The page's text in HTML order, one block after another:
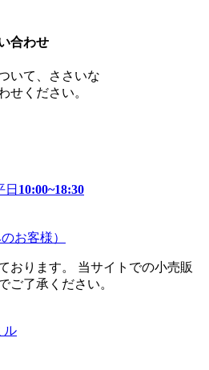
合わせ
いて、ささいな
せください。
10:00~18:30
お客様）
おります。 当サイトでの小売販
ご了承ください。
ル